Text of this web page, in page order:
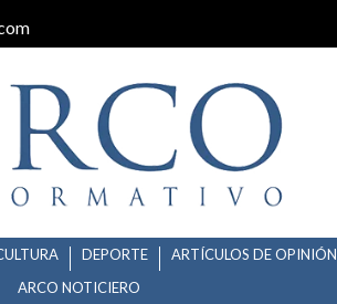
DEPORTE ARTÍCULOS DE OPINIÓN
ARCO NOTICIERO